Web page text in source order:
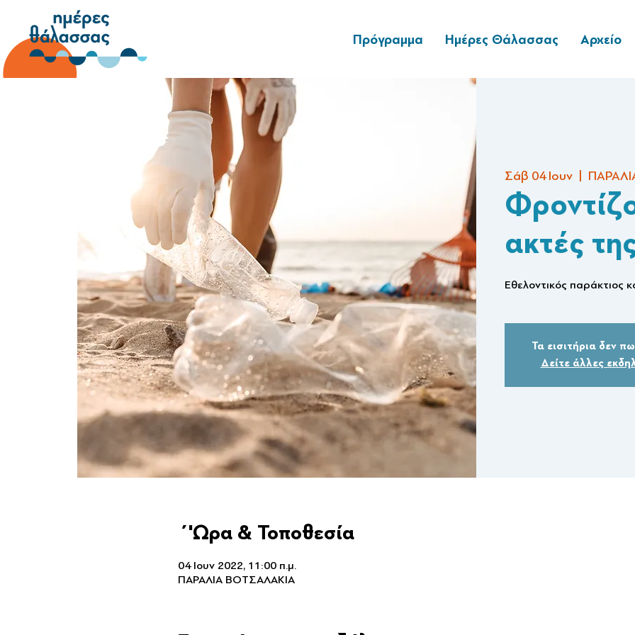
Πρόγραμμα Ημέρες Θάλασσας Αρχείο
Σάβ 04 Ιουν
ακτές
Εθελοντικός παράκτιος
Τα εισιτήρια δεν
Δείτε άλλες
΄'Ωρα & Τοποθεσία
04 Ιουν 2022, 11:00 π.μ.
ΠΑΡΑΛΙΑ ΒΟΤΣΑΛΑΚΙΑ